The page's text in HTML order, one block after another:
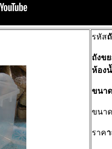
รหัส
ถังข
ห้อง
ขนา
ขนาด
ราค